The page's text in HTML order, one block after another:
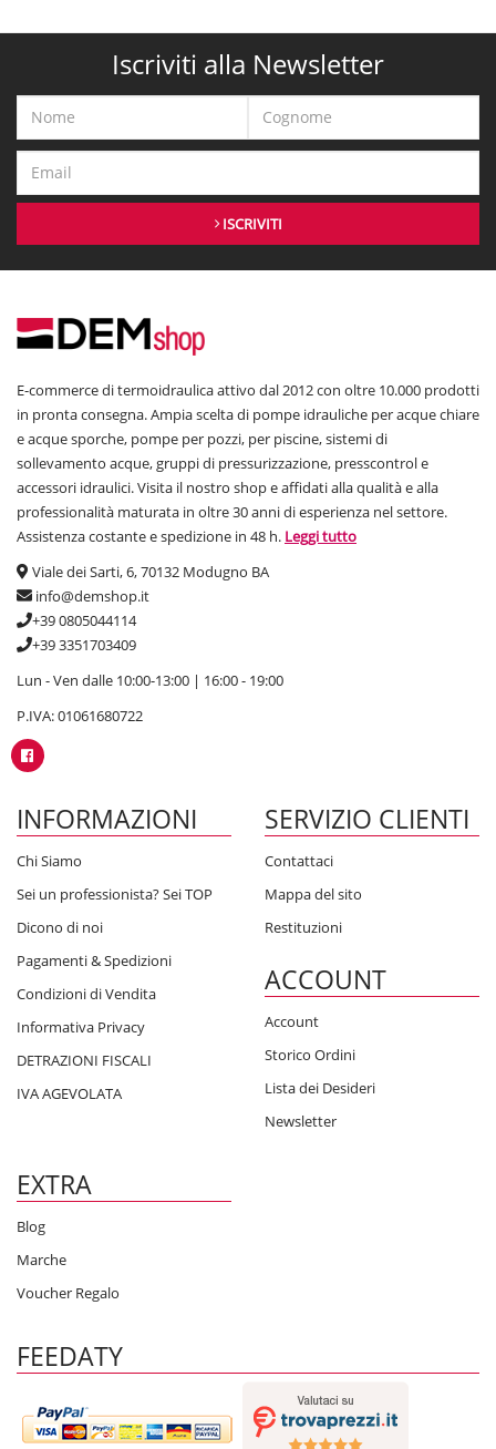
Iscriviti alla Newsletter
ISCRIVITI
E-commerce di termoidraulica attivo dal 2012 con oltre 10.000 prodotti
in pronta consegna. Ampia scelta di pompe idrauliche per acque chiare
e acque sporche, pompe per pozzi, per piscine, sistemi di
sollevamento acque, gruppi di pressurizzazione, presscontrol e
accessori idraulici. Visita il nostro shop e affidati alla qualità e alla
professionalità maturata in oltre 30 anni di esperienza nel settore.
Assistenza costante e spedizione in 48 h. Leggi tutto
Viale dei Sarti, 6, 70132 Modugno BA
info@demshop.it
+39 0805044114
+39 3351703409
Lun - Ven dalle 10:00-13:00 | 16:00 - 19:00
P.IVA: 01061680722
INFORMAZIONI
Chi Siamo
Sei un professionista? Sei TOP
Dicono di noi
Pagamenti & Spedizioni
Condizioni di Vendita
Informativa Privacy
DETRAZIONI FISCALI
IVA AGEVOLATA
SERVIZIO CLIENTI
Contattaci
Mappa del sito
Restituzioni
ACCOUNT
Account
Storico Ordini
Lista dei Desideri
Newsletter
EXTRA
Blog
Marche
Voucher Regalo
FEEDATY